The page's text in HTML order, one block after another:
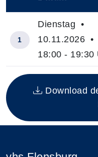
Insgesamt gibt es 1
1
Dienstag •
10.11.2026 •
18:00 - 19:30
Download